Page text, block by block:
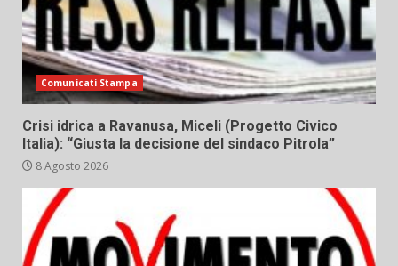
Comunicati Stampa
Crisi idrica a Ravanusa, Miceli (Progetto Civico
Italia): “Giusta la decisione del sindaco Pitrola”
8 Agosto 2026